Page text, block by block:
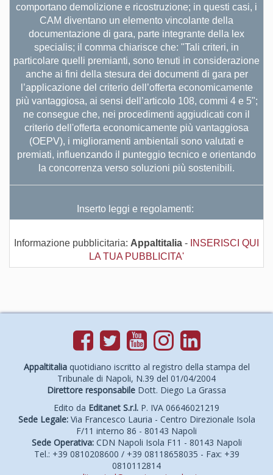
comportano demolizione e ricostruzione; in questi casi, i
CAM diventano un elemento vincolante della
documentazione di gara, parte integrante della lex
specialis; il comma chiarisce che: "Tali criteri, in
particolare quelli premianti, sono tenuti in considerazione
anche ai fini della stesura dei documenti di gara per
l’applicazione del criterio dell’offerta economicamente
più vantaggiosa, ai sensi dell’articolo 108, commi 4 e 5";
ne consegue che, nei procedimenti aggiudicati con il
criterio dell'offerta economicamente più vantaggiosa
(OEPV), i miglioramenti ambientali sono valutati e
premiati, influenzando il punteggio tecnico e orientando
la concorrenza verso soluzioni più sostenibili.
Inserto leggi e regolamenti:
Informazione pubblicitaria: Appaltitalia - INSERISCI QUI
LA TUA PUBBLICITA'
Appaltitaliaquotidiano iscritto al registro della stampa del
Tribunale di Napoli, N.39 del 01/04/2004
Direttore responsabile Dott. Diego La Grassa
Edito da Editanet S.r.l. P. IVA 06646021219
Sede Legale:Via Francesco Lauria - Centro Direzionale Isola
F/11 interno 86 - 80143 Napoli
Sede Operativa:CDN Napoli Isola F11 - 80143 Napoli
Tel.: +39 0810208600 / +39 08118658035 - Fax: +39
0810112814